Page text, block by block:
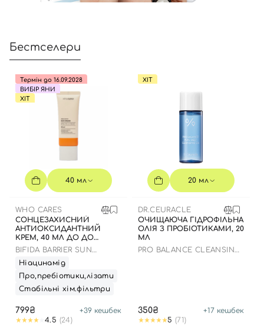
Бестселери
Термін до 16.09.2028
ВИБІР ЯНИ
ХІТ
40 мл
WHO CARES
СОНЦЕЗАХИСНИЙ
АНТИОКСИДАНТНИЙ
КРЕМ, 40 МЛ ДО ДО
16.09.2028 РОКУ
BIFIDA BARRIER SUN
CREAM
Ніацинамід
Про,пребіотики,лізати
Стабільні хім.фільтри
799₴ +39 кешбек
4.5 (24)
ХІТ
20 мл
DR.CEURACLE
ОЧИЩАЮЧА ГІДРОФІЛЬНА
ОЛІЯ З ПРОБІОТИКАМИ, 20
МЛ
PRO BALANCE CLEANSING
350₴ +17 кешбек
5 (71)